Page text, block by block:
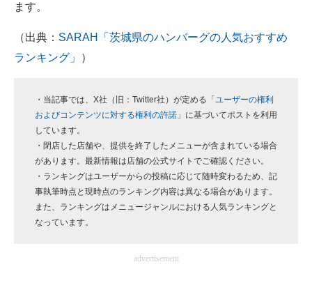
企業ITのトレンドを詳説
経営リーダーのコミュニティ
企業向けIT製品の総合サイト
IT製品の技術・比較・事例
製造業のIT導入・活用を支援
ます。
（出典： SARAH「茨城県のハンバーグの人気おすすめ
ランキング」
）
・当記事では、X社（旧：Twitter社）が定める「 ユーザーの権利
およびコンテンツに対する権利の許諾 」に基づいてポストを利用
しています。
・閉店した店舗や、提供を終了したメニューが含まれている場合
があります。最新情報は店舗の公式サイトでご確認ください。
・ランキングはユーザーからの投稿に応じて随時変わるため、記
事執筆時点と現時点のランキング内容は異なる場合があります。
また、ランキングはメニュージャンルにおける人気ランキングと
なっています。
advertisement